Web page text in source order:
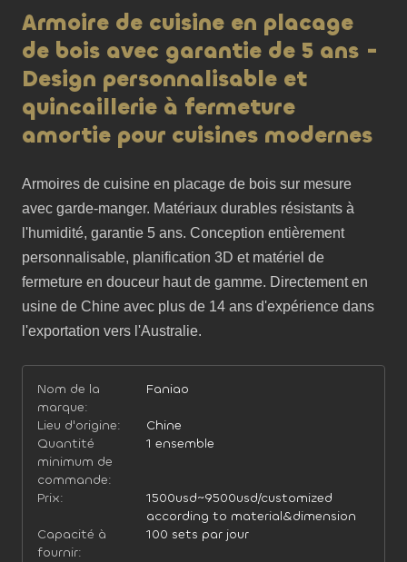
Armoire de cuisine en placage
de bois avec garantie de 5 ans -
Design personnalisable et
quincaillerie à fermeture
amortie pour cuisines modernes
Armoires de cuisine en placage de bois sur mesure
avec garde-manger. Matériaux durables résistants à
l'humidité, garantie 5 ans. Conception entièrement
personnalisable, planification 3D et matériel de
fermeture en douceur haut de gamme. Directement en
usine de Chine avec plus de 14 ans d'expérience dans
l'exportation vers l'Australie.
Nom de la
marque:
Faniao
Lieu d'origine:
Chine
Quantité
minimum de
commande:
1 ensemble
Prix:
1500usd~9500usd/customized
according to material&dimension
Capacité à
fournir:
100 sets par jour